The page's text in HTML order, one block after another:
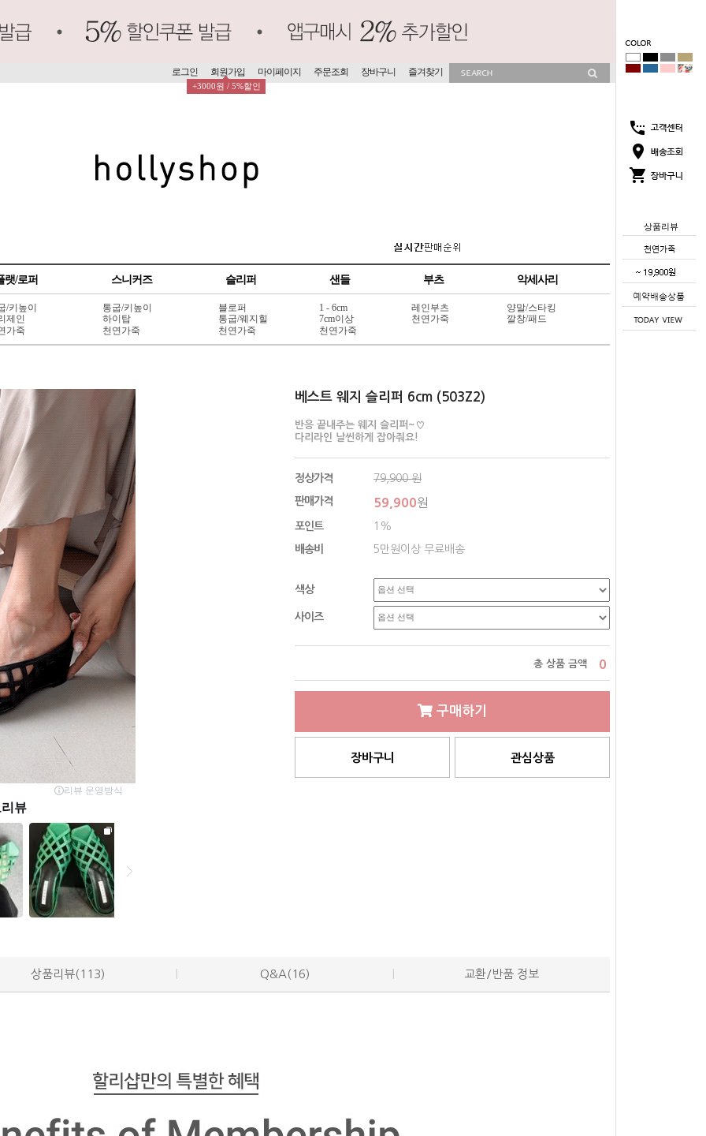
상품리뷰
로그인 회원가입
+3000원 / 5%할인
마이페이지 주문조회 장바구니 즐겨찾기
랫/로퍼 스니커즈 슬리퍼 샌들 부츠 악세사리
/키높이
제인
가죽
통굽/키높이
하이탑
천연가죽
블로퍼
통굽/웨지힐
천연가죽
1 - 6cm
7cm이상
천연가죽
레인부츠
천연가죽
양말/스타킹
깔창/패드
베스트 웨지 슬리퍼 6cm (503Z2)
반응 끝내주는 웨지 슬리퍼~♡
다리라인 날씬하게 잡아줘요!
정상가격 79,900원
판매가격 59,900원
포인트 1%
배송비 5만원이상 무료배송
색상
사이즈
총 상품 금액 0
구매하기
장바구니 관심상품
상품리뷰(113) Q&A(16) 교환/반품 정보